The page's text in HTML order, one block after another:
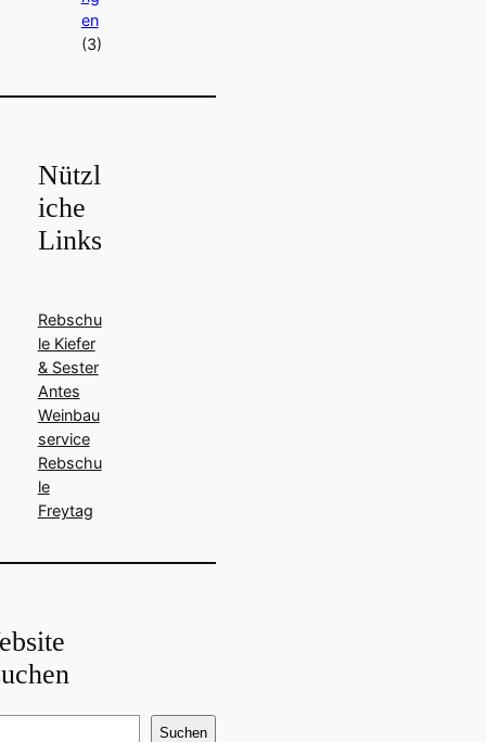
en
(3)
Nützl
iche
Links
Rebschu
le Kiefer
& Sester
Antes
Weinbau
service
Rebschu
le
Freytag
Suchen